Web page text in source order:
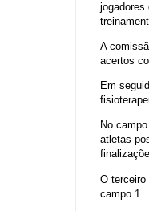
jogadores
A
acertos
Em
No
atletas
O terceiro
campo 1.